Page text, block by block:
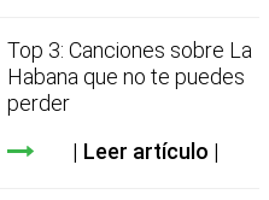
Top 3: Canciones sobre La
Habana que no te puedes
perder
Leer artículo